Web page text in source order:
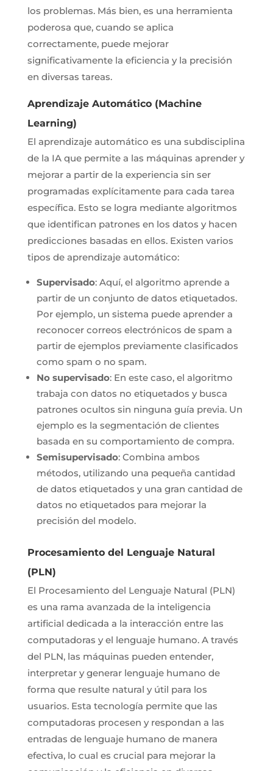
los problemas. Más bien, es una herramienta
poderosa que, cuando se aplica
correctamente, puede mejorar
significativamente la eficiencia y la precisión
en diversas tareas.
Aprendizaje Automático (Machine
Learning)
El aprendizaje automático es una subdisciplina
de la IA que permite a las máquinas aprender y
mejorar a partir de la experiencia sin ser
programadas explícitamente para cada tarea
específica. Esto se logra mediante algoritmos
que identifican patrones en los datos y hacen
predicciones basadas en ellos. Existen varios
tipos de aprendizaje automático:
Supervisado: Aquí, el algoritmo aprende a
partir de un conjunto de datos etiquetados.
Por ejemplo, un sistema puede aprender a
reconocer correos electrónicos de spam a
partir de ejemplos previamente clasificados
como spam o no spam.
No supervisado: En este caso, el algoritmo
trabaja con datos no etiquetados y busca
patrones ocultos sin ninguna guía previa. Un
ejemplo es la segmentación de clientes
basada en su comportamiento de compra.
Semisupervisado: Combina ambos
métodos, utilizando una pequeña cantidad
de datos etiquetados y una gran cantidad de
datos no etiquetados para mejorar la
precisión del modelo.
Procesamiento del Lenguaje Natural
(PLN)
El Procesamiento del Lenguaje Natural (PLN)
es una rama avanzada de la inteligencia
artificial dedicada a la interacción entre las
computadoras y el lenguaje humano. A través
del PLN, las máquinas pueden entender,
interpretar y generar lenguaje humano de
forma que resulte natural y útil para los
usuarios. Esta tecnología permite que las
computadoras procesen y respondan a las
entradas de lenguaje humano de manera
efectiva, lo cual es crucial para mejorar la